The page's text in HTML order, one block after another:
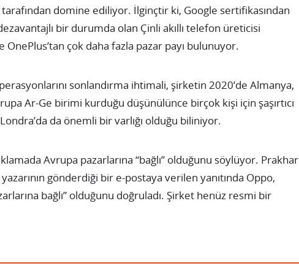
domine ediliyor. İlginçtir ki, Google sertifikasından
bir durumda olan Çinli akıllı telefon üreticisi
OnePlus’tan çok daha fazla pazar payı bulunuyor.
sonlandırma ihtimali, şirketin 2020’de Almanya,
Ar-Ge birimi kurduğu düşünülünce birçok kişi için şaşırtıcı
da önemli bir varlığı olduğu biliniyor.
Avrupa pazarlarına “bağlı” olduğunu söylüyor. Prakhar
gönderdiği bir e-postaya verilen yanıtında Oppo,
bağlı” olduğunu doğruladı. Şirket henüz resmi bir